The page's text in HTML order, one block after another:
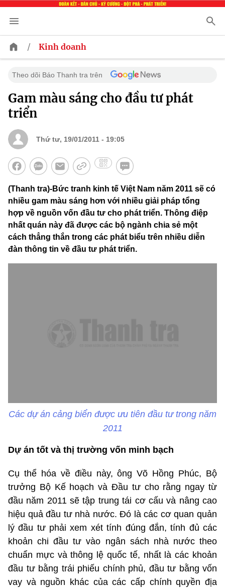
/ Kinh doanh
Theo dõi Báo Thanh tra trên
Gam màu sáng cho đầu tư phát
triển
Thứ tư, 19/01/2011 - 19:05
(Thanh tra)-Bức tranh kinh tế Việt Nam năm 2011 sẽ có
nhiều gam màu sáng hơn với nhiều giải pháp tổng
hợp về nguồn vốn đầu tư cho phát triển. Thông điệp
nhất quán này đã được các bộ ngành chia sẻ một
cách thẳng thắn trong các phát biểu trên nhiều diễn
đàn thông tin về đầu tư phát triển.
Các dự án cảng biển được ưu tiên đầu tư trong năm
2011
Dự án tốt và thị trường vốn minh bạch
Cụ thể hóa về điều này, ông Võ Hồng Phúc, Bộ
trưởng Bộ Kế hoạch và Đầu tư cho rằng ngay từ
đầu năm 2011 sẽ tập trung tái cơ cấu và nâng cao
hiệu quả đầu tư nhà nước. Đó là các cơ quan quản
lý đầu tư phải xem xét tính đúng đắn, tính đủ các
khoản chi đầu tư vào ngân sách nhà nước theo
chuẩn mực và thông lệ quốc tế, nhất là các khoản
đầu tư bằng trái phiếu chính phủ, đầu tư bằng vốn
vay và nguồn khác của các cấp chính quyền địa